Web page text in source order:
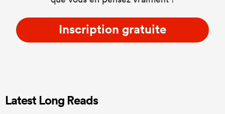
Inscription gratuite
Latest Long Reads